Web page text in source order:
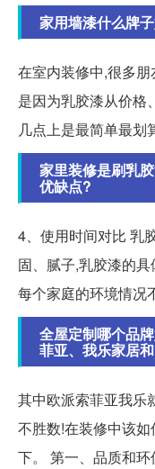
家用墙漆什么牌
在室内装修中,很多
是因为乳胶漆从价格
几点上是最简单最划
家里装修是刷乳
优缺点?
4、使用时间对比 乳
固、腻子,乳胶漆的
每个家庭的环境情况
全屋定制哪个品
菲亚、我乐家居
其中欧派索菲亚我乐
不胜数!在装修中该
下。 第一、品质和